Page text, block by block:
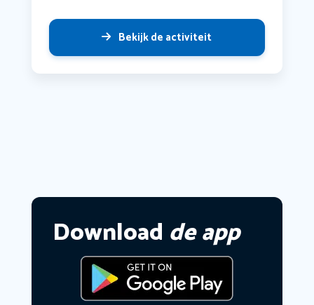
Bekijk de activiteit
Download de app